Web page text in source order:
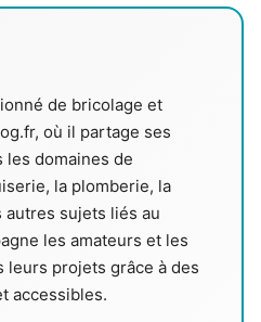
de bricolage et
où il partage ses
les domaines de
la plomberie, la
sujets liés au
les amateurs et les
leurs projets grâce à des
accessibles.